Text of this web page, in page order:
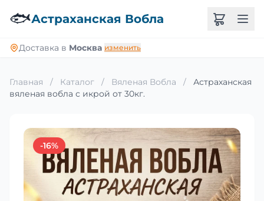
🐟Астраханская Вобла
Доставка в Москва изменить
Главная / Каталог / Вяленая Вобла /
Астраханская
вяленая вобла с икрой от 30кг.
-16%